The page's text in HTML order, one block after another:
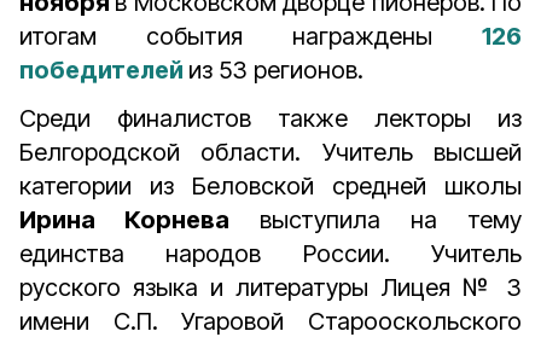
итогам события награждены 126
победителей из 53 регионов.
Среди финалистов также лекторы из
Белгородской области. Учитель высшей
категории из Беловской средней школы
Ирина Корнева выступила на тему
единства народов России. Учитель
русского языка и литературы Лицея № 3
имени С.П. Угаровой Старооскольского